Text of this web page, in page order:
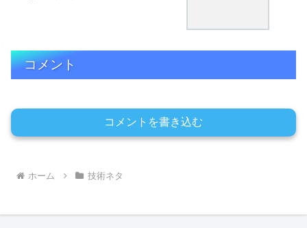
コメント
コメントを書き込む
ホーム 技術ネタ